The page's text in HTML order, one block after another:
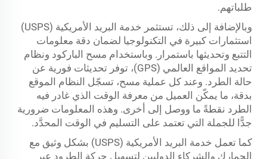
طلباتهم.
وبالإضافة إلى ذلك، تستثمر خدمة البريد الأمريكية (USPS)
استثمارات كبيرة في التكنولوجيا لضمان دقة معلومات
التتبع وتحديثها باستمرار. وباستخدام مسح الباركود ونظام
تحديد المواقع العالمي (GPS)، توفر تحديثات فورية عن
حالة الطرد. وعند كل عملية مسح، تسجّل النظام الموقع
بدقة، ما يمكّن العميل من معرفة الوقت الذي غادر فيه
الطرد نقطةً ما ووصل إلى أخرى. وهذه المعلومات ضرورية
جدًّا للجملة التي تعتمد على التسليم في الوقت المحدَّد.
كما تعمل خدمة البريد الأمريكية (USPS) بشكل وثيق مع
الجمارك والشركاء الدوليين لتسهيل حركة الطرود عبر